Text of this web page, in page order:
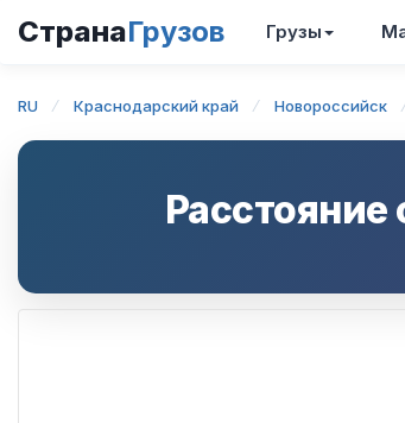
СтранаГрузов Грузы
RU Краснодарский край Новороссийск
Расстояние